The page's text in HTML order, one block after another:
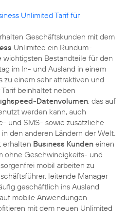
Unlimited Tarif für
Geschäftskunden mit dem
Unlimited ein Rundum-
wichtigsten Bestandteile für den
im In- und Ausland in einem
zu einem sehr attraktiven und
beinhaltet neben
Datenvolumen, das auf
werden kann, auch
und SMS- sowie zusätzliche
in den anderen Ländern der Welt.
erhalten Business Kunden einen
ohne Geschwindigkeits- und
mobil arbeiten zu
leitende Manager
geschäftlich ins Ausland
mobile Anwendungen
mit dem neuen Unlimited